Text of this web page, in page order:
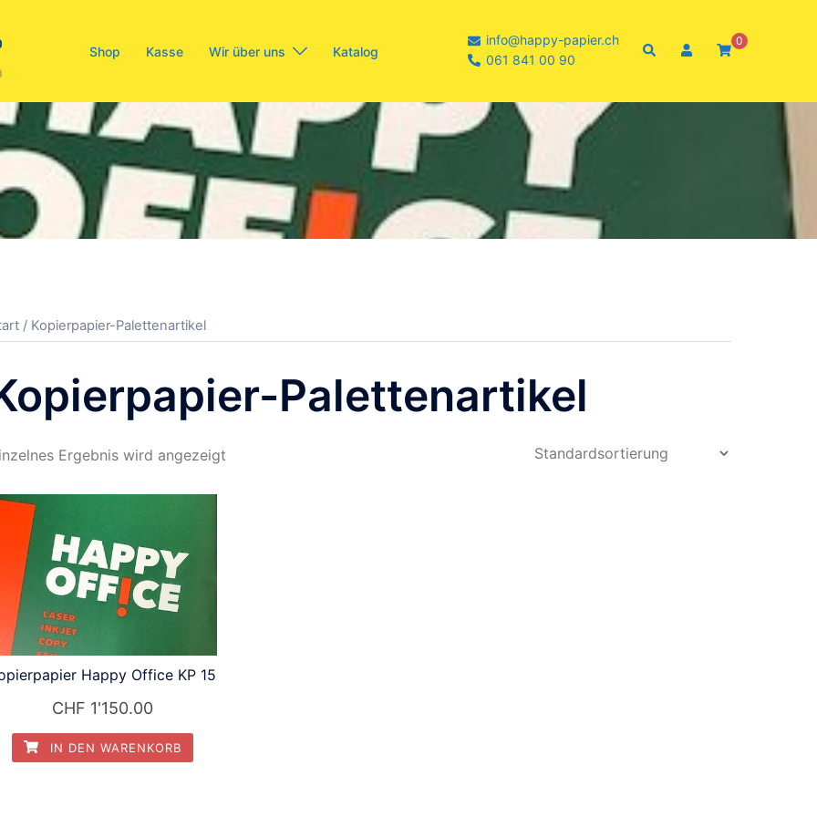
Shop Kasse Wir über uns Katalog
info@happy-papier.ch
061 841 00 90
Suche
0
/ Kopierpapier-Palettenartikel
Palettenartikel
Ergebnis wird angezeigt
Happy Office KP 15
CHF 1'150.00
IN DEN WARENKORB